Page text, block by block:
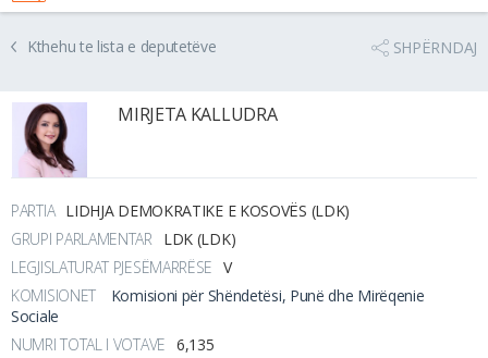
Kthehu te lista e deputetëve SHPËRNDAJ
MIRJETA KALLUDRA
PARTIA LIDHJA DEMOKRATIKE E KOSOVËS (LDK)
GRUPI PARLAMENTAR
LDK (LDK)
LEGJISLATURAT PJESËMARRËSE V
KOMISIONET
Komisioni për Shëndetësi, Punë dhe Mirëqenie
Sociale
NUMRI TOTAL I VOTAVE 6,135